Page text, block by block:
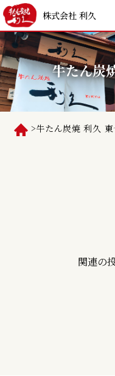
株式会社 利久
牛たん炭
>牛たん炭焼 利久
関連の